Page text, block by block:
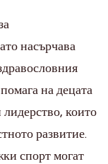
насърчава
на децата
лидерство, които
развитие.
спорт могат